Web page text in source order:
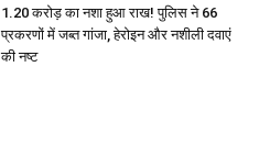
1.20 करोड़ का नशा हुआ राख! पुलिस ने 66
प्रकरणों में जब्त गांजा, हेरोइन और नशीली दवाएं
की नष्ट